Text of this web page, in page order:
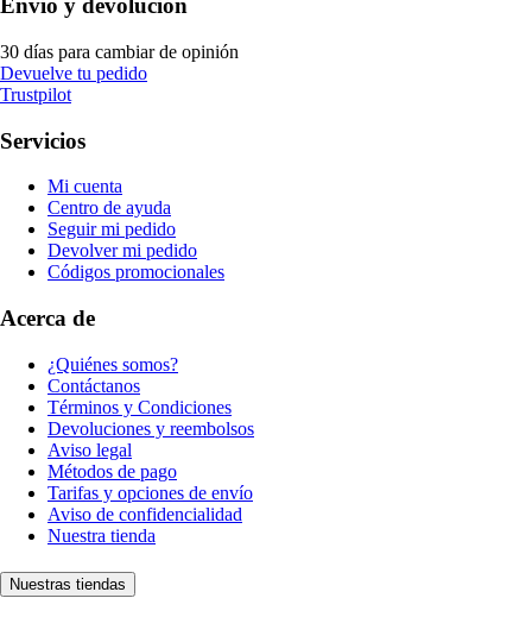
Envío y devolución
30 días para cambiar de opinión
Devuelve tu pedido
Trustpilot
Servicios
Mi cuenta
Centro de ayuda
Seguir mi pedido
Devolver mi pedido
Códigos promocionales
Acerca de
¿Quiénes somos?
Contáctanos
Términos y Condiciones
Devoluciones y reembolsos
Aviso legal
Métodos de pago
Tarifas y opciones de envío
Aviso de confidencialidad
Nuestra tienda
Nuestras tiendas